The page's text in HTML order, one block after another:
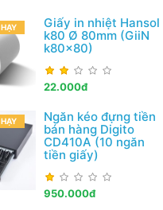
Giấy in nhiệt Hansol
k80 Ø 80mm (GiiN
k80x80)
22.000đ
Ngăn kéo đựng tiền
bán hàng Digito
CD410A (10 ngăn
tiền giấy)
950.000đ